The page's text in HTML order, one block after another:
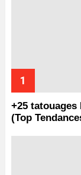
+25
(Top